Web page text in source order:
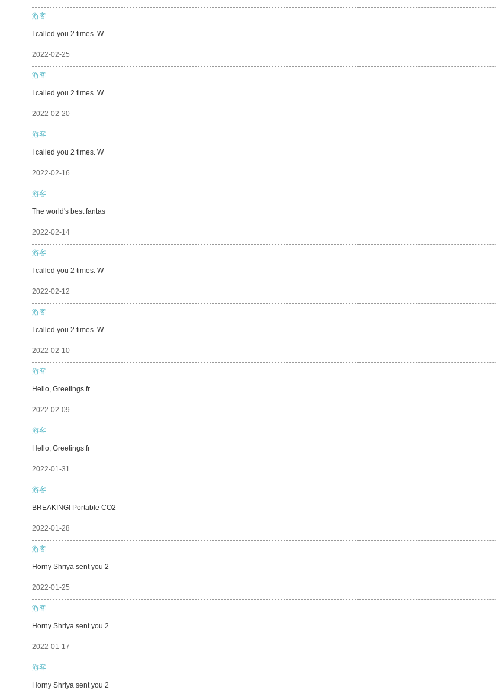
游客
I called you 2 times. W
2022-02-25
游客
I called you 2 times. W
2022-02-20
游客
I called you 2 times. W
2022-02-16
游客
The world's best fantas
2022-02-14
游客
I called you 2 times. W
2022-02-12
游客
I called you 2 times. W
2022-02-10
游客
Hello, Greetings fr
2022-02-09
游客
Hello, Greetings fr
2022-01-31
游客
BREAKING! Portable CO2
2022-01-28
游客
Horny Shriya sent you 2
2022-01-25
游客
Horny Shriya sent you 2
2022-01-17
游客
Horny Shriya sent you 2